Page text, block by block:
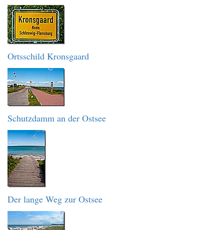
Ortsschild Kronsgaard
Schutzdamm an der Ostsee
Der lange Weg zur Ostsee